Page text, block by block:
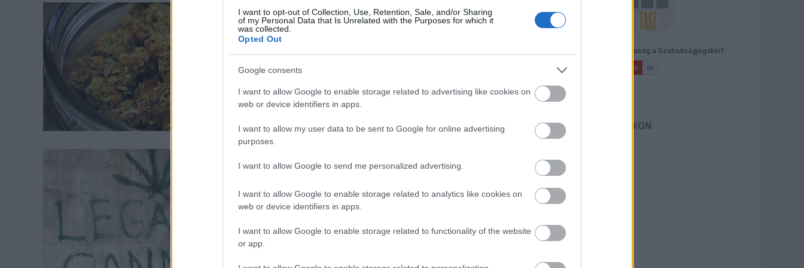
I want to opt-out of Collection, Use, Retention, Sale, and/or Sharing
of my Personal Data that Is Unrelated with the Purposes for which it
was collected.
Opted Out
Google consents
I want to allow Google to enable storage related to advertising like cookies on
web or device identifiers in apps.
I want to allow my user data to be sent to Google for online advertising
purposes.
I want to allow Google to send me personalized advertising.
I want to allow Google to enable storage related to analytics like cookies on
web or device identifiers in apps.
I want to allow Google to enable storage related to functionality of the website
or app.
AZ EU NAGY RÉSZÉN MÁR ELÉRHETŐ A
GYÓGYÁSZATI KANNABISZ
hatásaira, úgy szaporodik azon...
Drog Tanulni Orvosi Kannabisz
KARDOSTAMAS
2018. 08.
NE OLVASD EL, MERT DROGOS LESZEL!
támogatását a DUE Médiahálózattól, amiért a diákújságíró
lapban a fiatalok olyan témáról szólaltattak meg szakértőket, ami
Drogliberalizáció
TÁRSASÁG A SZABADSÁGJOGOKÉRT
2018. 07.
TOVÁBB >
TASZ A FACEBOOKON